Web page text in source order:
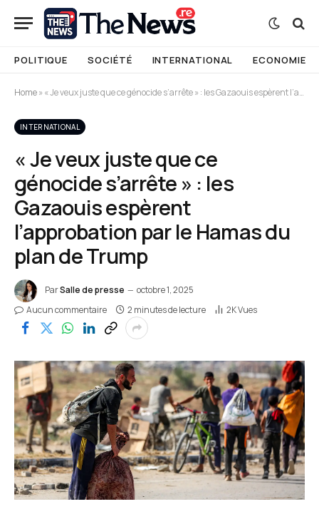
POLITIQUE SOCIÉTÉ INTERNATIONAL ECONOMIE
Home»« Je veux juste que ce génocide s’arrête » : les Gazaouis espèrent l’approbation par le Hamas du plan de Trump
INTERNATIONAL
« Je veux juste que ce
génocide s’arrête » : les
Gazaouis espèrent
l’approbation par le Hamas du
plan de Trump
ParSalle de presse
octobre 1, 2025
Aucun commentaire
2 minutes de lecture 2KVues